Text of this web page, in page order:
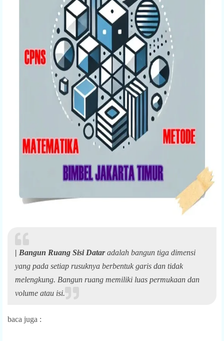
| Bangun Ruang Sisi Dataradalah bangun tiga dimensi
yang pada setiap rusuknya berbentuk garis dan tidak
melengkung. Bangun ruang memiliki luas permukaan dan
volume atau isi.
baca juga :